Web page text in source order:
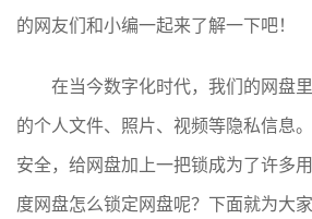
的网友们和小编一起来了解一下吧！
在当今数字化时代，我们的网盘
的个人文件、照片、视频等隐私信息
安全，给网盘加上一把锁成为了许多
度网盘怎么锁定网盘呢？下面就为大家